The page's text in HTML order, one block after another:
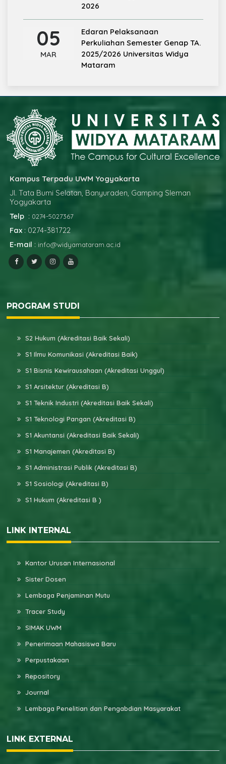
2026
05
MAR
Edaran Pelaksanaan
Perkuliahan Semester Genap TA.
2025/2026 Universitas Widya
Mataram
Kampus Terpadu UWM Yogyakarta
Jl. Tata Bumi Selatan, Banyuraden, Gamping Sleman
Yogyakarta
Telp : 0274-5027367
Fax : 0274-381722
E-mail : info@widyamataram.ac.id
PROGRAM STUDI
S2 Hukum (Akreditasi Baik Sekali)
S1 Ilmu Komunikasi (Akreditasi Baik)
S1 Bisnis Kewirausahaan (Akreditasi Unggul)
S1 Arsitektur (Akreditasi B)
S1 Teknik Industri (Akreditasi Baik Sekali)
S1 Teknologi Pangan (Akreditasi B)
S1 Akuntansi (Akreditasi Baik Sekali)
S1 Manajemen (Akreditasi B)
S1 Administrasi Publik (Akreditasi B)
S1 Sosiologi (Akreditasi B)
S1 Hukum (Akreditasi B )
LINK INTERNAL
Kantor Urusan Internasional
Sister Dosen
Lembaga Penjaminan Mutu
Tracer Study
SIMAK UWM
Penerimaan Mahasiswa Baru
Perpustakaan
Repository
Journal
Lembaga Penelitian dan Pengabdian Masyarakat
LINK EXTERNAL